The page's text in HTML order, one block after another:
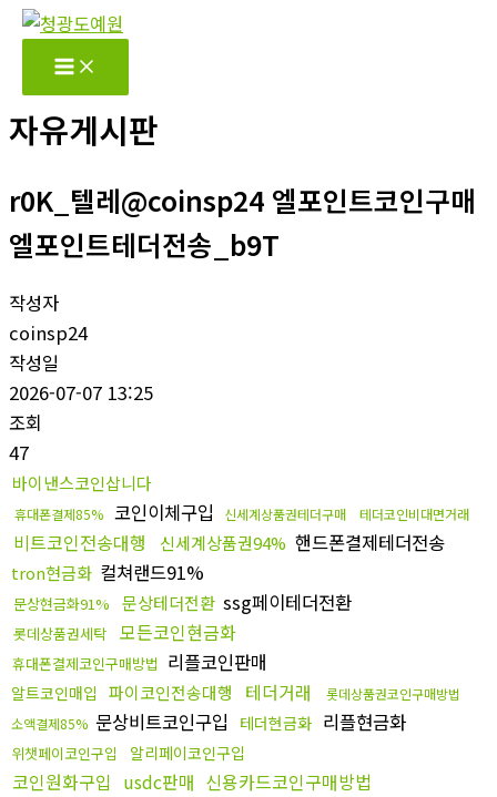
콘
로
건
뛰
기
자유게시판
r0K_텔레@coinsp24 엘포인트코인구매
엘포인트테더전송_b9T
작성자
coinsp24
작성일
2026-07-07 13:25
조회
47
바이낸스코인삽니다
휴대폰결제85% 코인이체구입 신세계상품권테더구매 테더코인비대면거래
비트코인전송대행 신세계상품권94% 핸드폰결제테더전송
tron현금화 컬쳐랜드91%
문상현금화91% 문상테더전환 ssg페이테더전환
롯데상품권세탁 모든코인현금화
휴대폰결제코인구매방법 리플코인판매
알트코인매입 파이코인전송대행 테더거래
롯데상품권코인구매방법
소액결제85% 문상비트코인구입 테더현금화 리플현금화
위챗페이코인구입 알리페이코인구입
코인원화구입 usdc판매 신용카드코인구매방법